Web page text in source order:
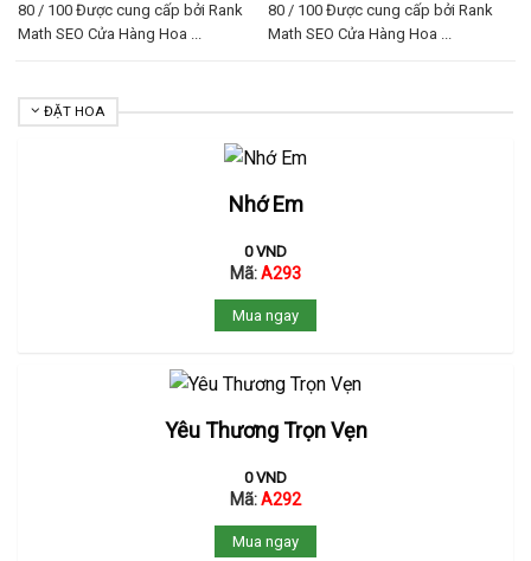
80 / 100 Được cung cấp bởi Rank
Math SEO Cửa Hàng Hoa ...
80 / 100 Được cung cấp bởi Rank
Math SEO Cửa Hàng Hoa ...
ĐẶT HOA
Nhớ Em
0VND
Mã:A293
Mua ngay
Yêu Thương Trọn Vẹn
0VND
Mã:A292
Mua ngay